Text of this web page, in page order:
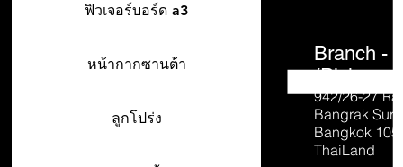
ฟิวเจอร์บอร์ด a3
หน้ากากซานต้า
ลูกโปร่ง
Branch -
(Pick-up
942/26-27
Bangrak
Bangkok
ThaiLand